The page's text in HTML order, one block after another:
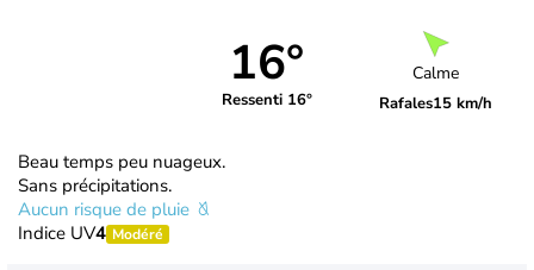
16°
Ressenti 16°
Calme
Rafales15 km/h
Beau temps peu nuageux.
Sans précipitations.
Aucun risque de pluie
Indice UV4 Modéré